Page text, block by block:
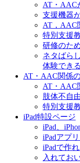
AT・AAC
支援機器
AT，AAC
特別支援
研修のた
ネタばら
体験でき
AT・AAC関係
AT・AAC
肢体不自
特別支援
iPad特設ページ
iPad、
iPadアプ
iPadで作
入れてお